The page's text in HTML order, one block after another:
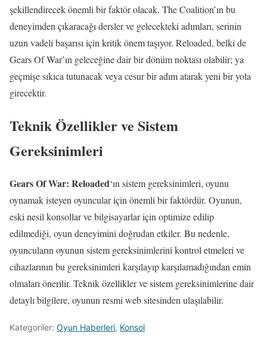
şekillendirecek önemli bir faktör olacak. The Coalition’ın bu
deneyimden çıkaracağı dersler ve gelecekteki adımları, serinin
uzun vadeli başarısı için kritik önem taşıyor. Reloaded, belki de
Gears Of War’ın geleceğine dair bir dönüm noktası olabilir; ya
geçmişe sıkıca tutunacak veya cesur bir adım atarak yeni bir yola
girecektir.
Teknik Özellikler ve Sistem
Gereksinimleri
Gears Of War: Reloaded‘ın sistem gereksinimleri, oyunu
oynamak isteyen oyuncular için önemli bir faktördür. Oyunun,
eski nesil konsollar ve bilgisayarlar için optimize edilip
edilmediği, oyun deneyimini doğrudan etkiler. Bu nedenle,
oyuncuların oyunun sistem gereksinimlerini kontrol etmeleri ve
cihazlarının bu gereksinimleri karşılayıp karşılamadığından emin
olmaları önerilir. Teknik özellikler ve sistem gereksinimlerine dair
detaylı bilgilere, oyunun resmi web sitesinden ulaşılabilir.
Kategoriler: Oyun Haberleri, Konsol